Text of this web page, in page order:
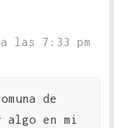
las 7:33 pm
de
algo en mi